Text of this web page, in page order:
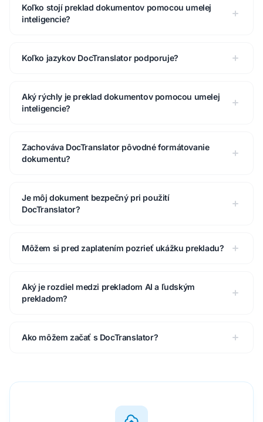
Koľko stojí preklad dokumentov pomocou umelej
inteligencie?
Koľko jazykov DocTranslator podporuje?
Aký rýchly je preklad dokumentov pomocou umelej
inteligencie?
Zachováva DocTranslator pôvodné formátovanie
dokumentu?
Je môj dokument bezpečný pri použití
DocTranslator?
Môžem si pred zaplatením pozrieť ukážku prekladu?
Aký je rozdiel medzi prekladom AI a ľudským
prekladom?
Ako môžem začať s DocTranslator?